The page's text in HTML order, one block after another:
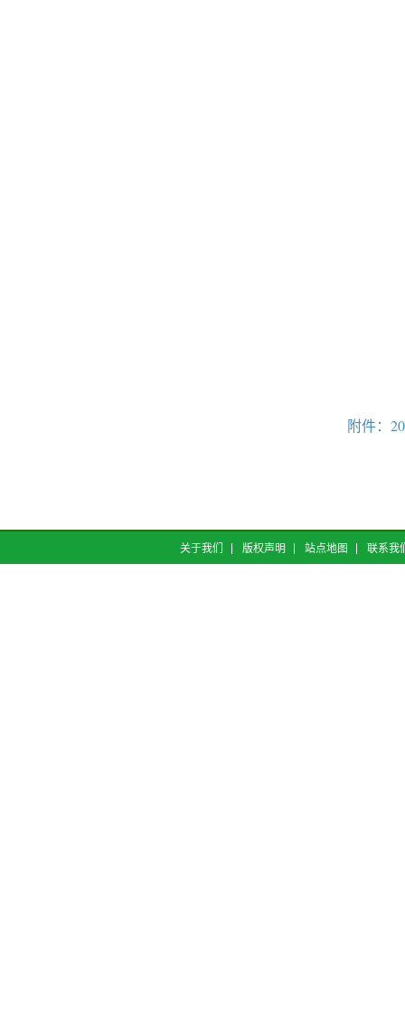
附件：
关于我们 版权声明 站点地图 联系我